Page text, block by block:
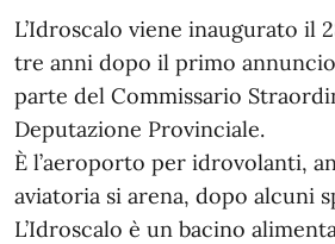
L’Idroscalo viene inaugurato il
tre anni dopo il primo
parte del Commissario
Deputazione Provinciale.
È l’aeroporto per idrovolanti,
aviatoria si arena, dopo alcuni
L’Idroscalo è un bacino